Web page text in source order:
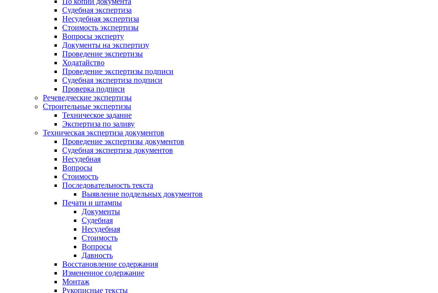
Судебная экспертиза
Несудебная экспертиза
Стоимость экспертизы
Вопросы эксперту
Документы на экспертизу
Проведение экспертизы
Ходатайство
Проведение экспертизы подписи
Судебная экспертиза подписи
Проверка подписи
Речеведческие экспертизы
Строительные экспертизы
Техническое задание
Экспертиза по заливу
Техническая экспертиза документов
Проведение экспертизы документов
Судебная экспертиза документов
Несудебная
Вопросы
Стоимость
Последовательность текста
Выявление поддельных документов
Печати и штампы
Документы
Судебная
Несудебная
Стоимость
Вопросы
Давность
Восстановление содержания
Измененное содержание
Монтаж
Рукописные тексты